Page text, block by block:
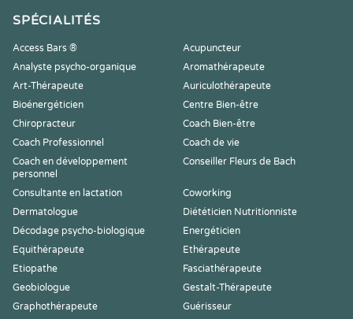
SPÉCIALITÉS
Access Bars ®
Acupuncteur
Analyste psycho-organique
Aromathérapeute
Art-Thérapeute
Auriculothérapeute
Bioénergéticien
Centre Bien-être
Chiropracteur
Coach Bien-être
Coach Professionnel
Coach de vie
Coach en développement
personnel
Conseiller Fleurs de Bach
Consultante en lactation
Coworking
Dermatologue
Diététicien Nutritionniste
Décodage psycho-biologique
Energéticien
Equithérapeute
Ethérapeute
Etiopathe
Fasciathérapeute
Geobiologue
Gestalt-Thérapeute
Graphothérapeute
Guérisseur